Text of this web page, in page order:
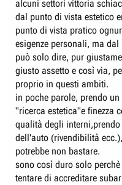
alcuni settori vittoria
dal punto di vista estetico
punto di vista pratico
esigenze personali, ma
può solo dire, pur
giusto assetto e così via,
proprio in questi ambiti.
in poche parole, prendo
"ricerca estetica"e finezza
qualità degli
dell'auto (rivendibilità
potrebbe non bastare.
sono così duro solo
tentare di accreditare